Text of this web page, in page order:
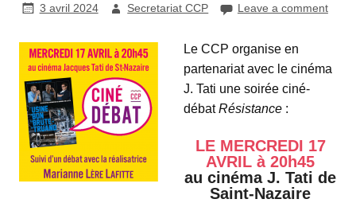
3 avril 2024 Secretariat CCP Leave a comment
Le CCP organise en
partenariat avec le cinéma
J. Tati une soirée ciné-
débatRésistance :
LE MERCREDI 17
AVRIL à 20h45
au cinéma J. Tati de
Saint-Nazaire